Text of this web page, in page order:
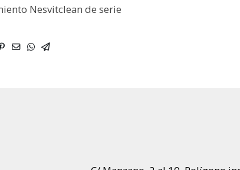
Nesvitclean de serie